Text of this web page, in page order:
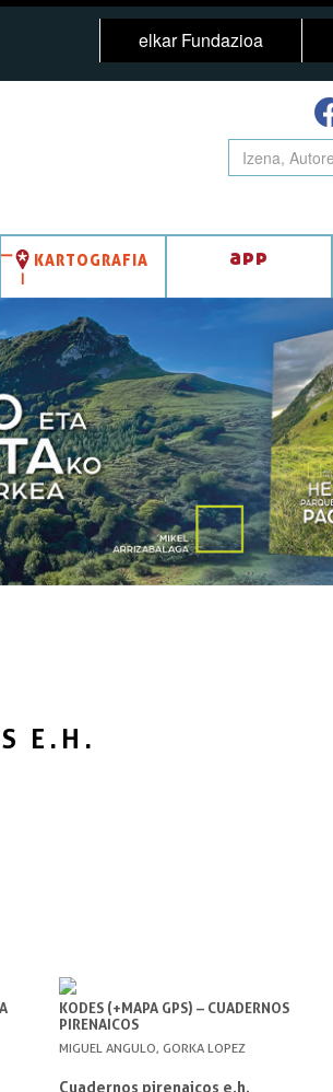
elkar Fundazioa
KARTOGRAFIA app
E.H.
KODES (+MAPA GPS) – CUADERNOS
PIRENAICOS
MIGUEL ANGULO, GORKA LOPEZ
Cuadernos pirenaicos e.h.